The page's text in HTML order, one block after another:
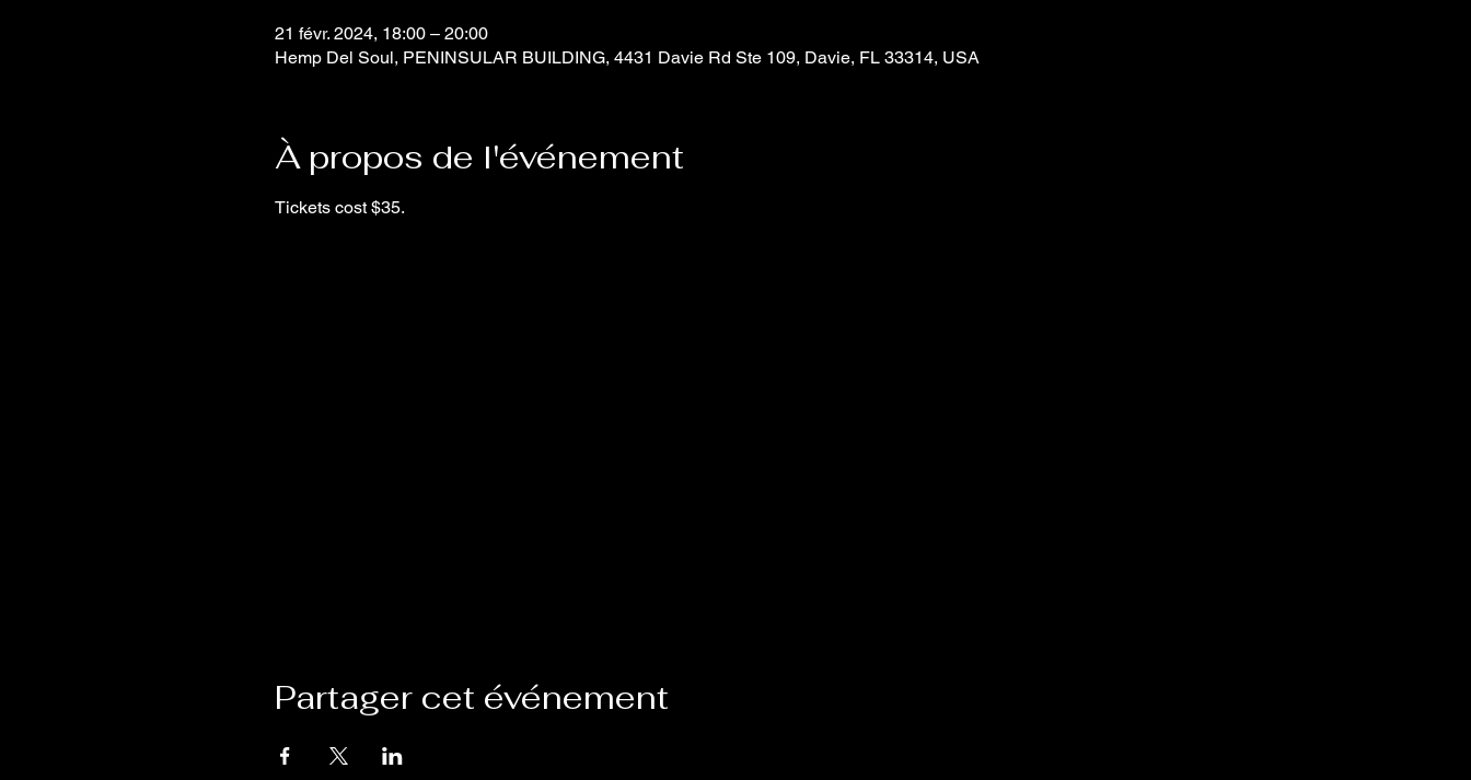
21 févr. 2024, 18:00 – 20:00
Hemp Del Soul, PENINSULAR BUILDING, 4431 Davie Rd Ste 109, Davie, FL 33314, USA
À propos de l'événement
Tickets cost $35.
Partager cet événement